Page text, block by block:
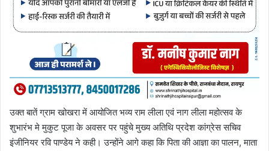
उक्त बातें ग्राम खोखरा में आयोजित भव्य राम लीला एवं नाग लीला महोत्सव के
शुभारंभ मे मुकुट पूजा के अवसर पर पहुंचे मुख्य अतिथि प्रदेश कांग्रेस सचिव
इंजीनियर रवि पाण्डेय ने कही। उन्होंने आगे कहा कि पिता की आज्ञा का पालन, माता